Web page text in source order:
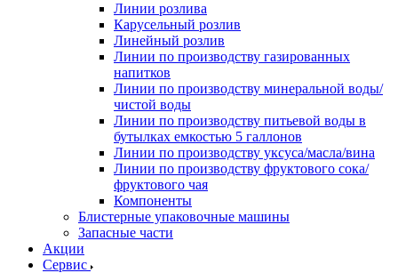
Линии розлива
Карусельный розлив
Линейный розлив
Линии по производству газированных
напитков
Линии по производству минеральной воды/
чистой воды
Линии по производству питьевой воды в
бутылках емкостью 5 галлонов
Линии по производству уксуса/масла/вина
Линии по производству фруктового сока/
фруктового чая
Компоненты
Блистерные упаковочные машины
Запасные части
Акции
Сервис